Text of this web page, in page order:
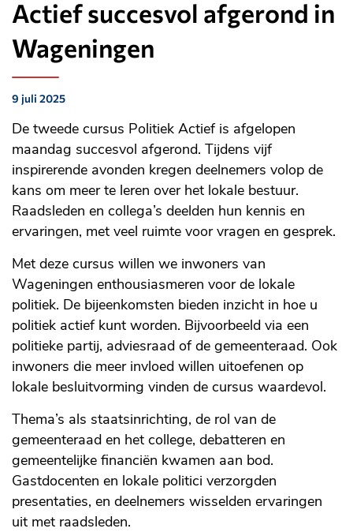
Actief succesvol afgerond in
Wageningen
Gepubliceerd
op:
9 juli 2025
De tweede cursus Politiek Actief is afgelopen
maandag succesvol afgerond. Tijdens vijf
inspirerende avonden kregen deelnemers volop de
kans om meer te leren over het lokale bestuur.
Raadsleden en collega’s deelden hun kennis en
ervaringen, met veel ruimte voor vragen en gesprek.
Met deze cursus willen we inwoners van
Wageningen enthousiasmeren voor de lokale
politiek. De bijeenkomsten bieden inzicht in hoe u
politiek actief kunt worden. Bijvoorbeeld via een
politieke partij, adviesraad of de gemeenteraad. Ook
inwoners die meer invloed willen uitoefenen op
lokale besluitvorming vinden de cursus waardevol.
Thema’s als staatsinrichting, de rol van de
gemeenteraad en het college, debatteren en
gemeentelijke financiën kwamen aan bod.
Gastdocenten en lokale politici verzorgden
presentaties, en deelnemers wisselden ervaringen
uit met raadsleden.